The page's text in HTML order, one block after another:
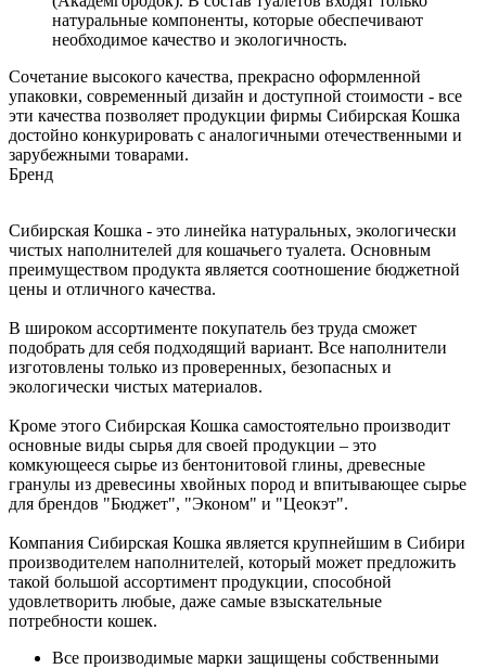
натуральные компоненты, которые обеспечивают
необходимое качество и экологичность.
Сочетание высокого качества, прекрасно оформленной
упаковки, современный дизайн и доступной стоимости - все
эти качества позволяет продукции фирмы Сибирская Кошка
достойно конкурировать с аналогичными отечественными и
зарубежными товарами.
Бренд
Сибирская Кошка - это линейка натуральных, экологически
чистых наполнителей для кошачьего туалета. Основным
преимуществом продукта является соотношение бюджетной
цены и отличного качества.
В широком ассортименте покупатель без труда сможет
подобрать для себя подходящий вариант. Все наполнители
изготовлены только из проверенных, безопасных и
экологически чистых материалов.
Кроме этого Сибирская Кошка самостоятельно производит
основные виды сырья для своей продукции – это
комкующееся сырье из бентонитовой глины, древесные
гранулы из древесины хвойных пород и впитывающее сырье
для брендов "Бюджет", "Эконом" и "Цеокэт".
Компания Сибирская Кошка является крупнейшим в Сибири
производителем наполнителей, который может предложить
такой большой ассортимент продукции, способной
удовлетворить любые, даже самые взыскательные
потребности кошек.
Все производимые марки защищены собственными